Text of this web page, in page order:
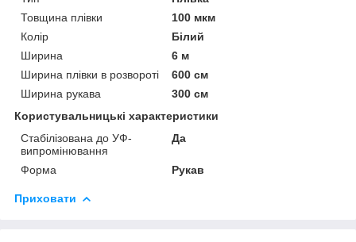
Товщина плівки
100 мкм
Колір
Білий
Ширина
6 м
Ширина плівки в розвороті
600 см
Ширина рукава
300 см
Користувальницькі характеристики
Стабілізована до УФ-
випромінювання
Да
Форма Рукав
Приховати